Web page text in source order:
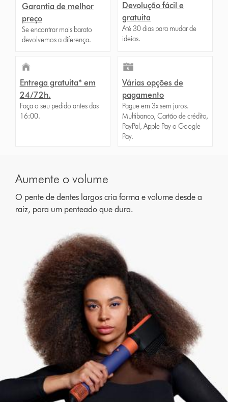
Garantia de melhor
preço
Se encontrar mais barato
devolvemos a diferença.
Devolução fácil e
gratuita
Até 30 dias para mudar de
ideias.
Entrega gratuita* em
24/72h.
Faça o seu pedido antes das
16:00.
Várias opções de
pagamento
Pague em 3x sem juros.
Multibanco, Cartão de crédito,
PayPal, Apple Pay o Google
Pay.
Aumente o volume
O pente de dentes largos cria forma e volume desde a
raiz, para um penteado que dura.